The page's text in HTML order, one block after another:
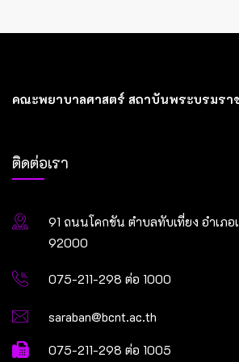
คณะพยาบาลศาสตร์ สถาบันพระบรมรา
ติดต่อเรา
91 ถนนโคกขัน ตำบลทับเที่ยง อำเภอ
92000
075-211-298 ต่อ 1000
saraban@bcnt.ac.th
075-211-298 ต่อ 1005